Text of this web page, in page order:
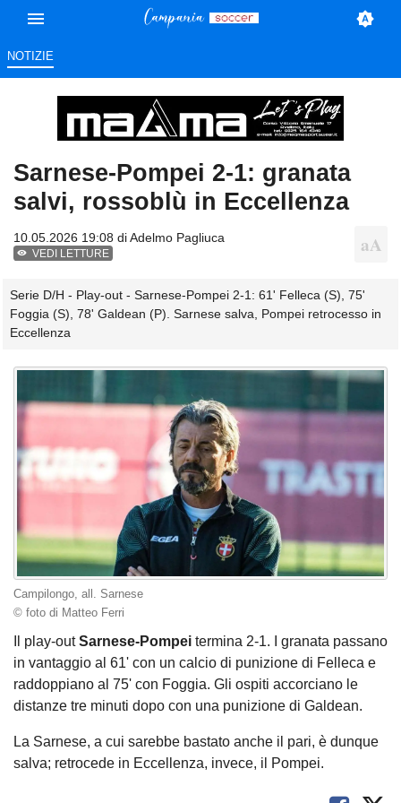
NOTIZIE
Sarnese-Pompei 2-1: granata
salvi, rossoblù in Eccellenza
10.05.2026 19:08 diAdelmo Pagliuca
VEDI LETTURE
Serie D/H - Play-out - Sarnese-Pompei 2-1: 61' Felleca (S), 75'
Foggia (S), 78' Galdean (P). Sarnese salva, Pompei retrocesso in
Eccellenza
Campilongo, all. Sarnese
© foto di Matteo Ferri
Il play-outSarnese-Pompei termina 2-1. I granata passano
in vantaggio al 61' con un calcio di punizione di Felleca e
raddoppiano al 75' con Foggia. Gli ospiti accorciano le
distanze tre minuti dopo con una punizione di Galdean.
La Sarnese, a cui sarebbe bastato anche il pari, è dunque
salva; retrocede in Eccellenza, invece, il Pompei.